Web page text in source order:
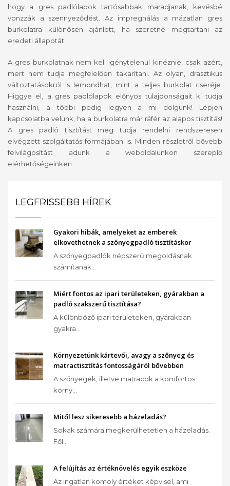
hogy a gres padlólapok tartósabbak maradjanak, kevésbé
vonzzák a szennyeződést. Az impregnálás a mázatlan gres
burkolatra különösen ajánlott, ha szeretné megtartani az
eredeti állapotát.
A gres burkolatnak nem kell igénytelenül kinéznie, csak azért,
mert nem tudja megfelelően takarítani. Az olyan, drasztikus
változtatásokról is lemondhat, mint a teljes burkolat cseréje.
Higgye el, a gres padlólapok előnyös tulajdonságait ki tudja
használni, a többi pedig legyen a mi dolgunk! Lépjen
kapcsolatba velünk, ha a burkolatra már ráfér az alapos tisztítás!
A gres padló tisztítást meg tudja rendelni rendszeresen
elvégzett szolgáltatás formájában is. Minden részletről bővebb
felvilágosítást adunk a weboldalunkon szereplő
elérhetőségeinken.
LEGFRISSEBB HÍREK
Gyakori hibák, amelyeket az emberek
elkövethetnek a szőnyegpadló tisztításkor
A szőnyegpadlók népszerű megoldásnak
számítanak...
Miért fontos az ipari területeken, gyárakban a
padló szakszerű tisztítása?
A különböző ipari területeken, gyárakban
gyakra...
Környezetünk kártevői, avagy a szőnyeg és
matractisztítás fontosságáról bővebben
A szőnyegek, illetve matracok a komfortos
körny...
Mitől lesz sikeresebb a házeladás?
Sokak számára megkerülhetetlen a házeladás.
Fől...
A felújítás az értéknövelés egyik eszköze
Az ingatlan komoly értéket képvisel, ami